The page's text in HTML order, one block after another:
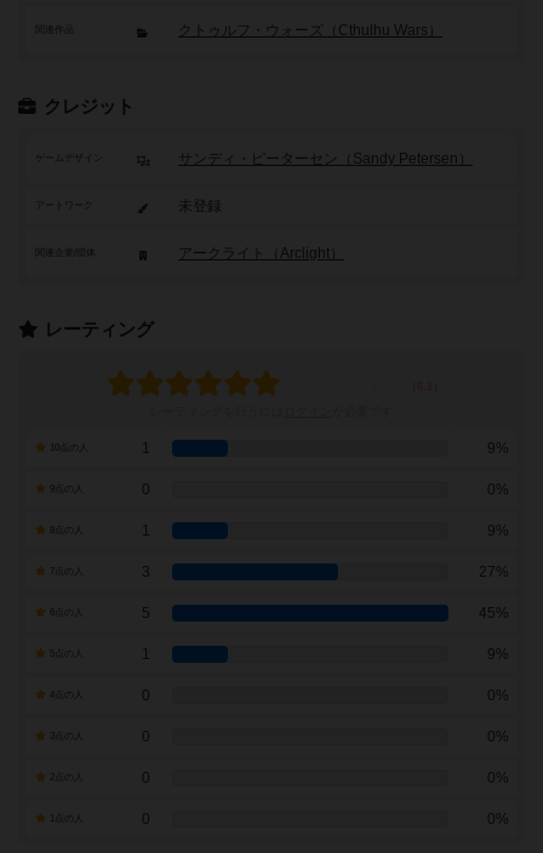
関連作品 クトゥルフ・ウォーズ（Cthulhu Wars）
クレジット
ゲームデザイン サンディ・ピーターセン（Sandy Petersen）
アートワーク 未登録
アークライト（Arclight）
レーティング
1 9%
0 0%
1 9%
7点の人 3 27%
5 45%
1 9%
0 0%
0 0%
0 0%
0 0%